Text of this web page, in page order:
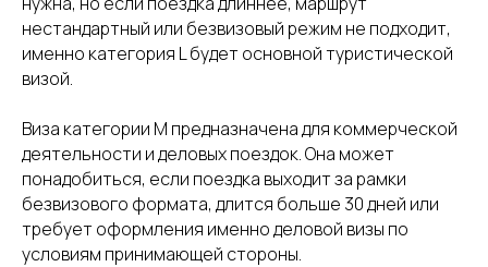
нестандартный или безвизовый режим не подходит,
именно категория L будет основной туристической
визой.
Виза категории M предназначена для коммерческой
деятельности и деловых поездок. Она может
понадобиться, если поездка выходит за рамки
безвизового формата, длится больше 30 дней или
требует оформления именно деловой визы по
условиям принимающей стороны.